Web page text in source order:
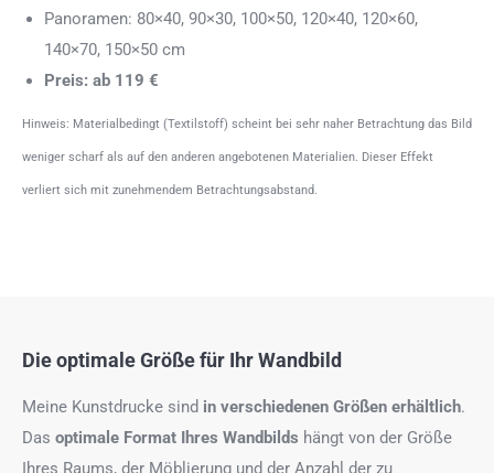
Panoramen: 80×40, 90×30, 100×50, 120×40, 120×60,
140×70, 150×50 cm
Preis: ab 119 €
Hinweis: Materialbedingt (Textilstoff) scheint bei sehr naher Betrachtung das Bild
weniger scharf als auf den anderen angebotenen Materialien. Dieser Effekt
verliert sich mit zunehmendem Betrachtungsabstand.
Die optimale Größe für Ihr Wandbild
Meine Kunstdrucke sind in verschiedenen Größen erhältlich.
Das optimale Format Ihres Wandbilds hängt von der Größe
Ihres Raums, der Möblierung und der Anzahl der zu